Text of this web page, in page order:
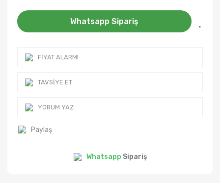
Whatsapp Sipariş
FIYAT ALARMI
TAVSIYE ET
YORUM YAZ
Paylaş
Whatsapp Sipariş